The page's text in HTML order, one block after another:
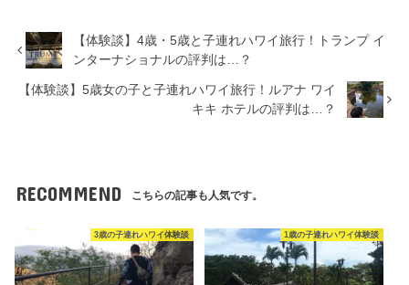
【体験談】4歳・5歳と子連れハワイ旅行！トランプ イ
ンターナショナルの評判は…？
【体験談】5歳女の子と子連れハワイ旅行！ルアナ ワイ
キキ ホテルの評判は…？
RECOMMEND こちらの記事も人気です。
3歳の子連れハワイ体験談 1歳の子連れハワイ体験談